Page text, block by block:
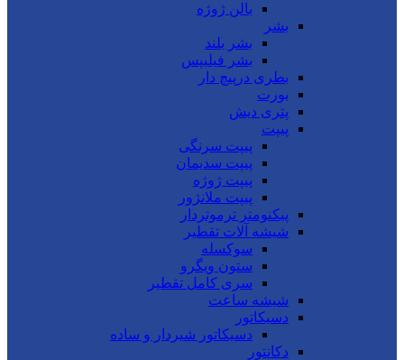
بالن ژوژه
بشر
بشر بلند
بشر فیلیپس
بطری درپیچ دار
بورت
پتری دیش
پیپت
پیپت سرنگی
پیپت سدیمان
پیپت ژوژه
پیپت ملانژور
پیکنومتر ترموتردار
شیشه آلات تقطیر
سوکسله
ستون ویگرو
سری کامل تقطیر
شیشه ساعت
دسیکاتور
دسیکاتور شیردار و ساده
دکانتور